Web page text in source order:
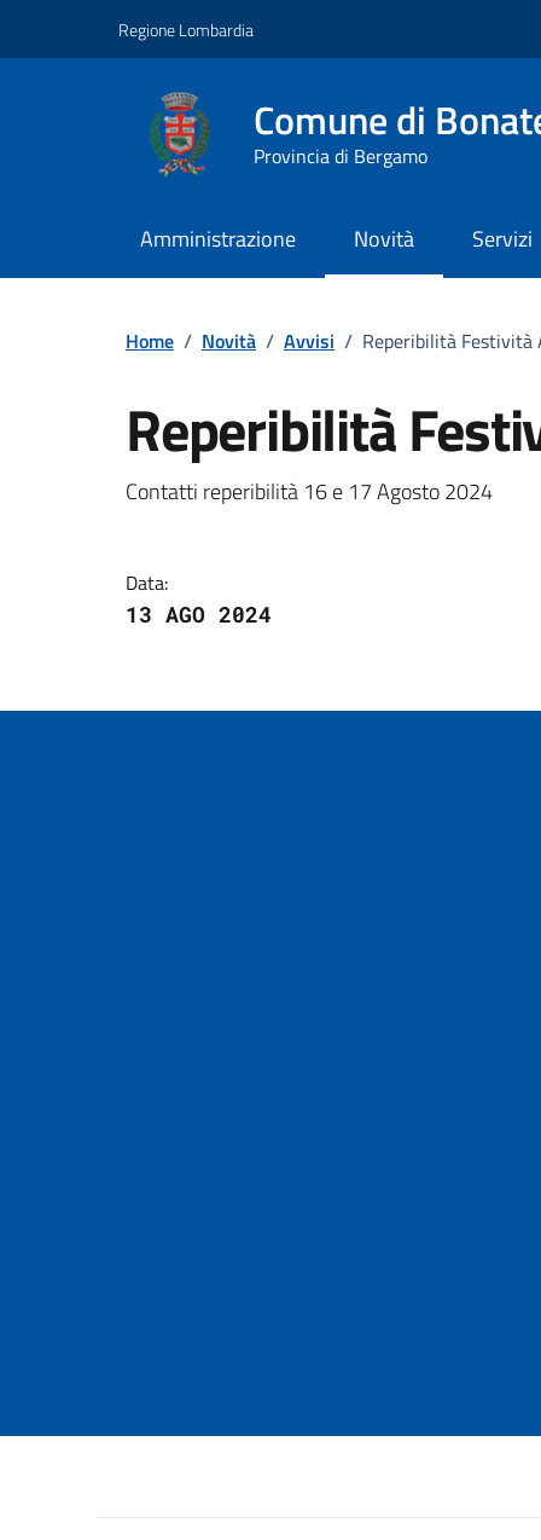
Regione Lombardia
Comune di
Provincia di Bergamo
Amministrazione Novità Servizi
Home / Novità / Avvisi / Reperibilità Festività
Reperibilità
Dettagli della
Contatti reperibilità 16 e 17 Agosto 2024
Data:
13 AGO 2024